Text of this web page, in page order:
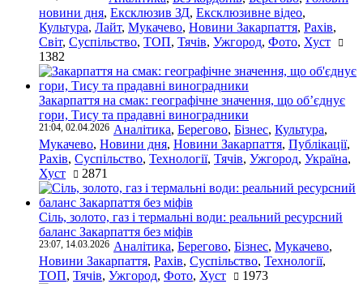
новини дня, Ексклюзив ЗД, Ексклюзивне відео,
Культура, Лайт, Мукачево, Новини Закарпаття, Рахів,
Світ, Суспільство, ТОП, Тячів, Ужгород, Фото, Хуст
1382
Закарпаття на смак: географічне значення, що об’єднує
гори, Тису та прадавні виноградники
21:04, 02.04.2026 Аналітика, Берегово, Бізнес, Культура,
Мукачево, Новини дня, Новини Закарпаття, Публікації,
Рахів, Суспільство, Технології, Тячів, Ужгород, Україна,
Хуст
2871
Сіль, золото, газ і термальні води: реальний ресурсний
баланс Закарпаття без міфів
23:07, 14.03.2026 Аналітика, Берегово, Бізнес, Мукачево,
Новини Закарпаття, Рахів, Суспільство, Технології,
ТОП, Тячів, Ужгород, Фото, Хуст 1973